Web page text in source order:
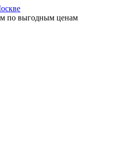
по выгодным ценам